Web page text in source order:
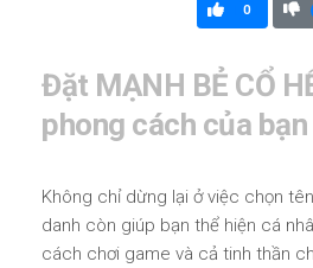
0
Đặt MẠNH BẺ CỔ
phong cách của bạn
Không chỉ dừng lại ở việc chọn
danh còn giúp bạn thể hiện cá
cách chơi game và cả tinh thần